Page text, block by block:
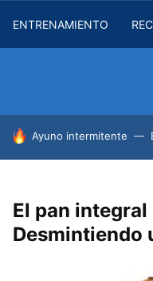
ENTRENAMIENTO
HOY SE HABLA DE
Ayuno intermitente
El pan
Desmintiendo